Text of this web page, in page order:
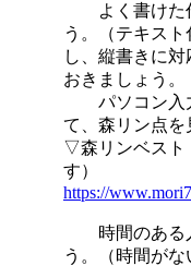
よく書けた作
う。（テキス
し、縦書きに
おきましょう。
パソコン入力
て、森リン点を
▽森リンベスト
す）
https://
時間のある人
う。（時間が